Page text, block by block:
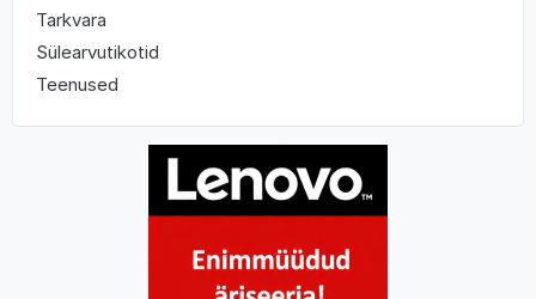
Tarkvara
Sülearvutikotid
Teenused